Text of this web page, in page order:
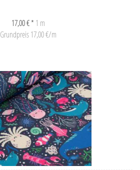
17,00 € * 1 m
Grundpreis 17,00 €/m